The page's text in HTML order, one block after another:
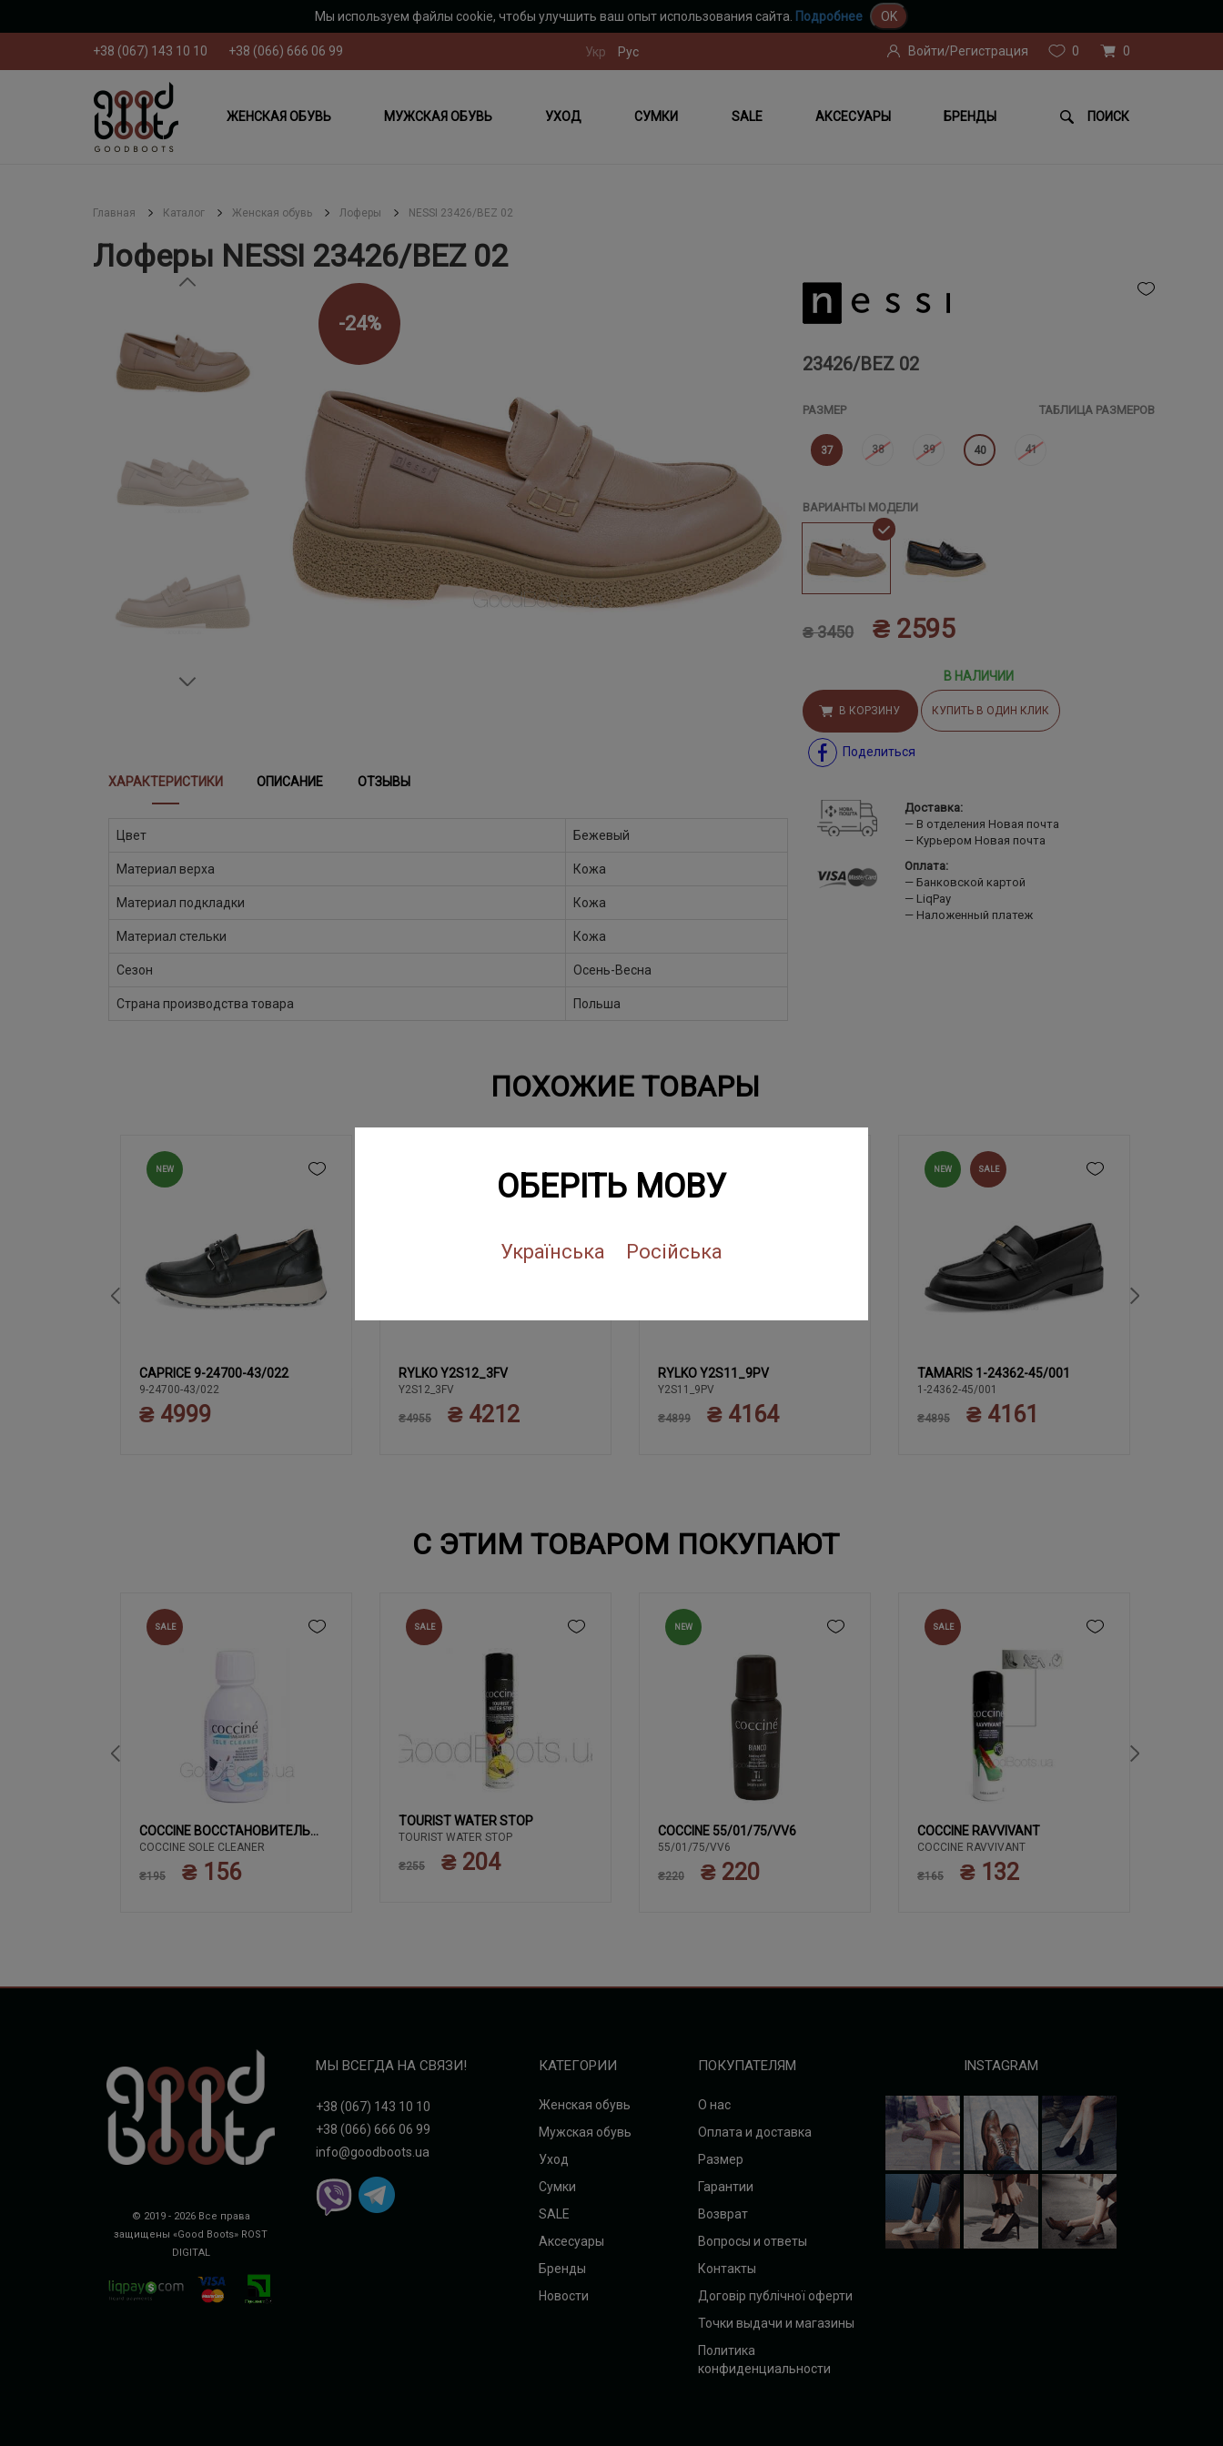
Мы используем файлы cookie, чтобы улучшить ваш опыт использования сайта. Подробнее OK
ОБЕРІТЬ МОВУ
Українська Російська
+38 (067) 143 10 10 +38 (066) 666 06 99 Укр Рус Войти/Регистрация 0 0
ЖЕНСКАЯ ОБУВЬ МУЖСКАЯ ОБУВЬ УХОД СУМКИ SALE АКСЕСУАРЫ БРЕНДЫ ПОИСК
Главная Каталог Женская обувь Лоферы NESSI 23426/BEZ 02
Лоферы NESSI 23426/BEZ 02
-24%
23426/BEZ 02
РАЗМЕР ТАБЛИЦА РАЗМЕРОВ
37 38 39 40 41
ВАРИАНТЫ МОДЕЛИ
₴ 3450 ₴ 2595
В НАЛИЧИИ
В КОРЗИНУ КУПИТЬ В ОДИН КЛИК
Поделиться
ХАРАКТЕРИСТИКИ ОПИСАНИЕ ОТЗЫВЫ
Цвет Бежевый
Материал верха Кожа
Материал подкладки Кожа
Материал стельки Кожа
Сезон Осень-Весна
Страна производства товара Польша
Доставка:
В отделения Новая почта
Курьером Новая почта
Оплата:
Банковской картой
LiqPay
Наложенный платеж
ПОХОЖИЕ ТОВАРЫ
NEW
37 38 39 40 41
42
CAPRICE 9-24700-43/022
9-24700-43/022
₴ 4999
37 38 39
RYLKO Y2S12_3FV
Y2S12_3FV
₴4955 ₴ 4212
37 38 39
RYLKO Y2S11_9PV
Y2S11_9PV
₴4899 ₴ 4164
NEW SALE
36 37 38 39 40
TAMARIS 1-24362-45/001
1-24362-45/001
₴4895 ₴ 4161
С ЭТИМ ТОВАРОМ ПОКУПАЮТ
SALE
COCCINE ВОССТАНОВИТЕЛЬ
БЕЛОГО
COCCINE SOLE CLEANER
₴195 ₴ 156
SALE
TOURIST WATER STOP
TOURIST WATER STOP
₴255 ₴ 204
NEW
COCCINE 55/01/75/VV6
55/01/75/VV6
₴220 ₴ 220
SALE
COCCINE RAVVIVANT
COCCINE RAVVIVANT
₴165 ₴ 132
© 2019 - 2026 Все права
защищены «Good Boots» ROST
DIGITAL
МЫ ВСЕГДА НА СВЯЗИ!
+38 (067) 143 10 10
+38 (066) 666 06 99
info@goodboots.ua
КАТЕГОРИИ
Женская обувь
Мужская обувь
Уход
Сумки
SALE
Аксесуары
Бренды
Новости
ПОКУПАТЕЛЯМ
О нас
Оплата и доставка
Размер
Гарантии
Возврат
Вопросы и ответы
Контакты
Договір публічної оферти
Точки выдачи и магазины
Политика
конфиденциальности
INSTAGRAM